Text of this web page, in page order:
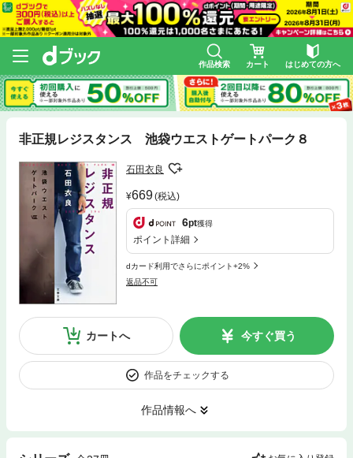
作品検索 カート はじめての方へ
非正規レジスタンス 池袋ウエストゲートパーク８
石田衣良
669(税込)
6pt獲得
ポイント詳細
dカード利用でさらにポイント+2%
返品不可
カートへ 今すぐ買う
作品をチェックする
作品情報へ